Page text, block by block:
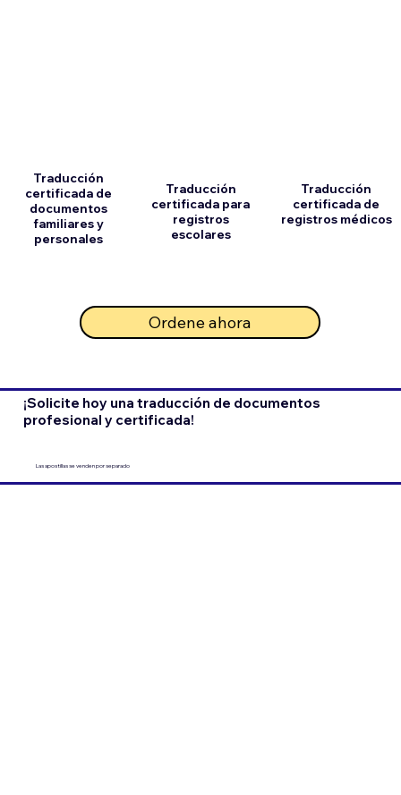
Traducción
certificada de
documentos
familiares y
personales
Traducción
certificada para
registros
escolares
Ordene ahora
Traducción
certificada de
registros médicos
¡Solicite hoy una traducción de documentos
profesional y certificada!
Las apostillas se venden por separado